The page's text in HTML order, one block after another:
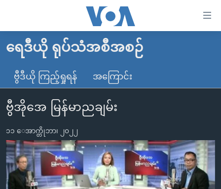
လွယ်ကူ
သည့်
Link
များ
ပင်မ
အကြောင်းအရာ
သို့
ကျော်
ကြည့်
မူလစာမျက်နှာ
မြန်မာ
ကမ္ဘာ့သတင်းများ
နိုင်ငံတကာ
တရုတ်
အစ္စရေး-ပါလက်စတိုင်း
ဗွီဒီယို
ရပ်ဝန်းတခု လမ်းတခု အလွန်
အင်္ဂလိပ်စာလေ့လာမယ်
အမေရိကန်သုံးအီဒီယံ
အပတ်စဉ်ကဏ္ဍများ
ရေဒီယို ရုပ်သံအစီအစဉ်
ဗွီဒီယို ကြည့်ရှုရန် အကြောင်း
ဗွီအိုအေ မြန်မာညချမ်း
၁၁ ေအာက္တိုဘာ၊ ၂၀၂၂